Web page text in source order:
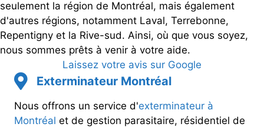
seulement la région de Montréal, mais également
d'autres régions, notamment Laval, Terrebonne,
Repentigny et la Rive-sud. Ainsi, où que vous soyez,
nous sommes prêts à venir à votre aide.
Laissez votre avis sur Google
Exterminateur Montréal
Nous offrons un service d'exterminateur à
Montréal et de gestion parasitaire, résidentiel de